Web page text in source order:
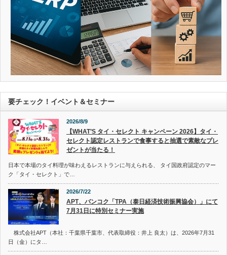
要チェック！イベント＆セミナー
2026/8/9
【WHAT’S タイ・セレクト キャンペーン 2026】タイ・
セレクト認定レストランで食事すると抽選で素敵なプレ
ゼントが当たる！
日本で本場のタイ料理が味わえるレストランに与えられる、 タイ国政府認定のマー
ク「タイ・セレクト」で…
2026/7/22
APT、バンコク「TPA（泰日経済技術振興協会）」にて
7月31日に特別セミナー実施
株式会社APT（本社：千葉県千葉市、代表取締役：井上 良太）は、2026年7月31
日（金）にタ…